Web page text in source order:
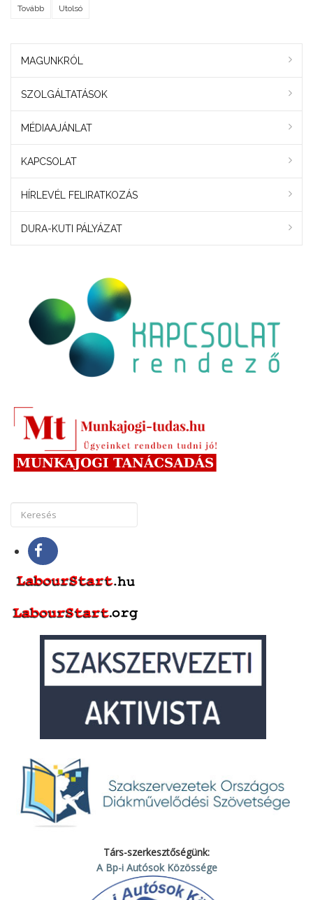
Tovább Utolsó
MAGUNKRÓL
SZOLGÁLTATÁSOK
MÉDIAAJÁNLAT
KAPCSOLAT
HÍRLEVÉL FELIRATKOZÁS
DURA-KUTI PÁLYÁZAT
Társ-szerkesztőségünk:
A Bp-i Autósok Közössége